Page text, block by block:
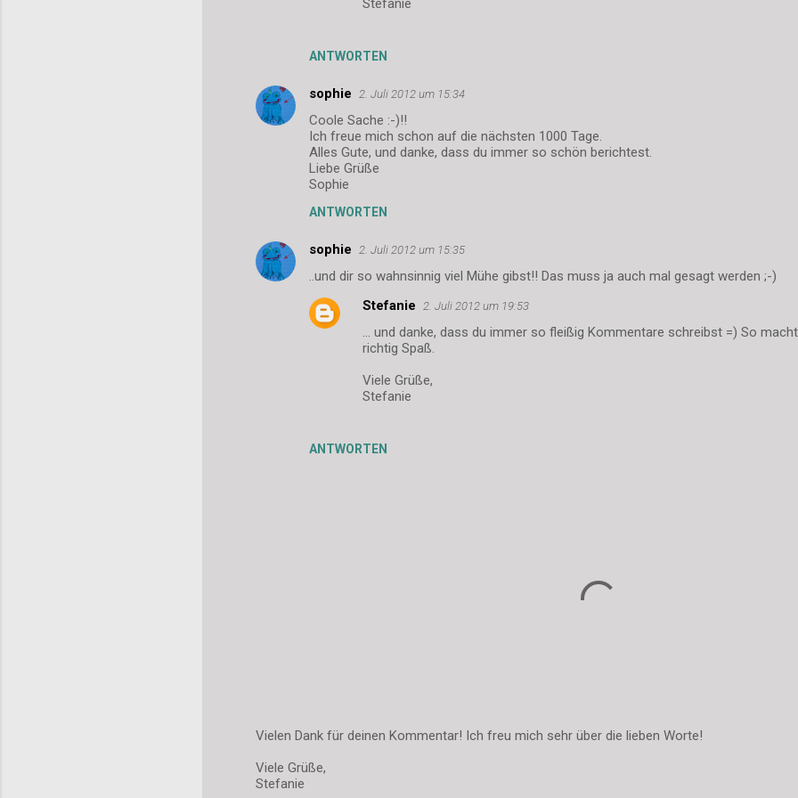
ANTWORTEN
Stefanie
sophie 2. Juli 2012 um 15:34
Coole Sache :-)!!
Ich freue mich schon auf die nächsten 1000 Tage.
Alles Gute, und danke, dass du immer so schön berichtest.
Liebe Grüße
Sophie
ANTWORTEN
sophie 2. Juli 2012 um 15:35
..und dir so wahnsinnig viel Mühe gibst!! Das muss ja auch mal gesagt werden ;-)
ANTWORTEN
Stefanie 2. Juli 2012 um 19:53
... und danke, dass du immer so fleißig Kommentare schreibst =) So
richtig Spaß.
Viele Grüße,
Stefanie
o
m
Vielen Dank für deinen Kommentar! Ich freu mich sehr über die lieben Worte!
Viele Grüße,
Stefanie